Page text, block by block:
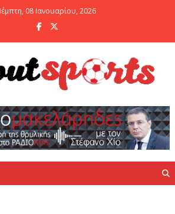
08 Ιανουαρίου, 2026